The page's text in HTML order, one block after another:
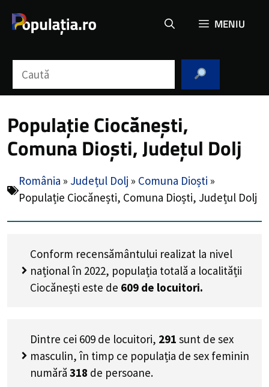
MENIU
Populație Ciocănești,
Comuna Dioști, Județul Dolj
România » Județul Dolj » Comuna Dioști »
Populație Ciocănești, Comuna Dioști, Județul Dolj
Conform recensământului realizat la nivel
național în 2022, populația totală a localității
Ciocănești este de 609 de locuitori.
Dintre cei 609 de locuitori, 291 sunt de sex
masculin, în timp ce populația de sex feminin
numără 318 de persoane.